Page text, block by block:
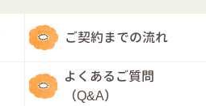
ご契約までの流れ
よくあるご質問
（Q&A）